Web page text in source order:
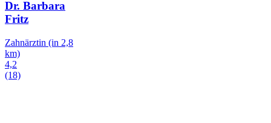
Dr. Barbara
Fritz
Zahnärztin (in 2,8
km)
4,2
(18)